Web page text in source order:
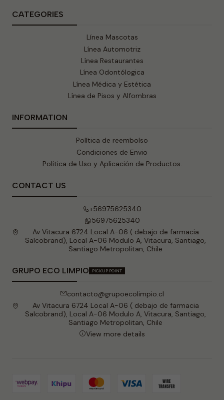
CATEGORIES
Línea Mascotas
Línea Automotriz
Línea Restaurantes
Línea Odontólogica
Línea Médica y Estética
Línea de Pisos y Alfombras
INFORMATION
Política de reembolso
Condiciones de Envio
Política de Uso y Aplicación de Productos.
CONTACT US
+56975625340
56975625340
Av Vitacura 6724 Local A-06 ( debajo de farmacia
Salcobrand), Local A-06 Modulo A, Vitacura, Santiago,
Santiago Metropolitan, Chile
GRUPO ECO LIMPIO PICKUP POINT
contacto@grupoecolimpio.cl
Av Vitacura 6724 Local A-06 ( debajo de farmacia
Salcobrand), Local A-06 Modulo A, Vitacura, Santiago,
Santiago Metropolitan, Chile
View more details